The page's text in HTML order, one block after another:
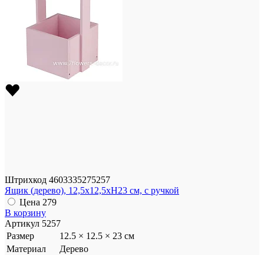
Штрихкод 4603335275257
Ящик (дерево), 12,5x12,5xH23 см, с ручкой
Цена 279
В корзину
Артикул 5257
Размер
12.5 × 12.5 × 23 см
Материал
Дерево